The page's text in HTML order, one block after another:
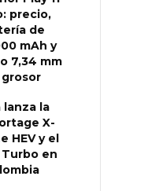
precio,
de
mAh y
7,34 mm
lanza la
X-
HEV y el
Turbo en